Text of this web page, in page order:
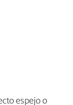
espejo o